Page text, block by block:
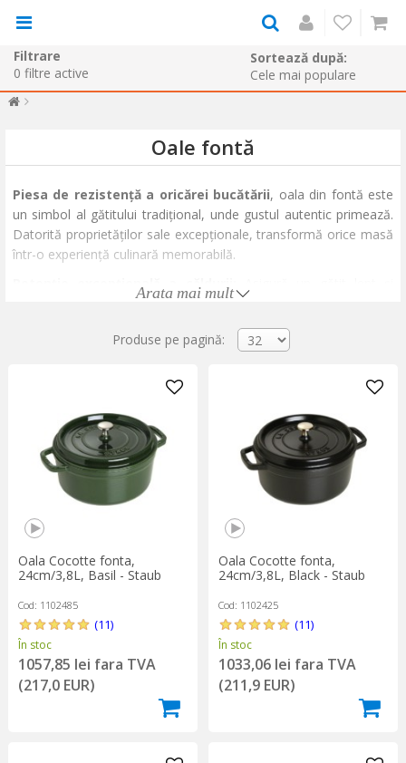
Filtrare
0 filtre active
Sortează după:
Oale fontă
Piesa de rezistență a oricărei bucătării, oala din fontă este
un simbol al gătitului tradițional, unde gustul autentic primează.
Datorită proprietăților sale excepționale, transformă orice masă
într-o experiență culinară memorabilă.
uniform, ideal pentru a frăgezi carnea și a intensifica aromele.
Versatilitate remarcabilă:
Poate fi folosită cu încredere pe
orice tip de plită, în cuptor sau chiar pe grătar.
Perfectă pentru tocănițe, fripturi, supe,
pentru a coace o pâine artizanală
Durabilitate pentru generații:
Reprezintă o investiție pe viață,
fiind un vas robust ce va rezista zeci de ani.
Selecția noastră include oale din fontă de la branduri de renume
mondial precum
Lavași
. Finisajele emailate nu doar că
adaugă un plus de eleganță, dar asigură și o întreținere ușoară,
fără a necesita asezonare.
Alege oala din fontăcare se potrivește perfect modului tău de a
Arata mai mult
Produse pe pagină:
Oala Cocotte fonta,
24cm/3,8L, Basil - Staub
Cod: 1102485
(11)
În stoc
1057,85 lei fara TVA
(217,0 EUR)
Oala Cocotte fonta,
24cm/3,8L, Black - Staub
Cod: 1102425
(11)
În stoc
1033,06 lei fara TVA
(211,9 EUR)